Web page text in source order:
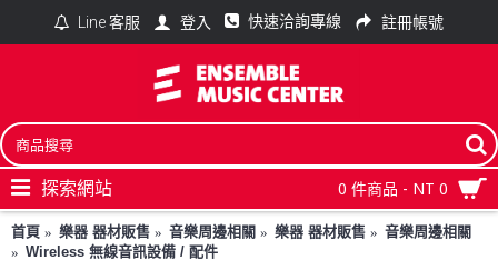
Line 客服 登入 快速洽詢專線 註冊帳號
0 件商品 - NT 0
探索網站
首頁 樂器 器材販售 音樂周邊相關 樂器 器材販售
音樂周邊相關
Wireless 無線音訊設備 / 配件